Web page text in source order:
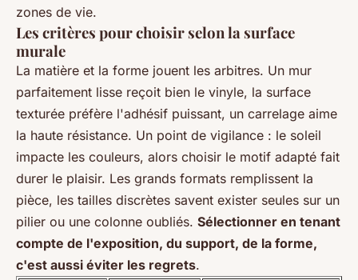
zones de vie.
Les critères pour choisir selon la surface
murale
La matière et la forme jouent les arbitres. Un mur
parfaitement lisse reçoit bien le vinyle, la surface
texturée préfère l'adhésif puissant, un carrelage aime
la haute résistance. Un point de vigilance : le soleil
impacte les couleurs, alors choisir le motif adapté fait
durer le plaisir. Les grands formats remplissent la
pièce, les tailles discrètes savent exister seules sur un
pilier ou une colonne oubliés. Sélectionner en tenant
compte de l'exposition, du support, de la forme,
c'est aussi éviter les regrets.